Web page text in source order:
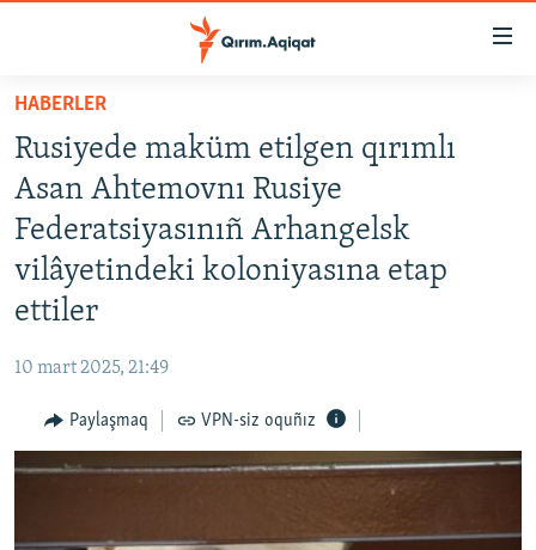
Esas
qaytmaq
Baş
navigatsiyağa
qaytmaq
Qıdıruvğa
qaytmaq
SİYASET
İQTİSADİYAT
CEMİYET
MEDENİYET
SÜRET
BLOGLAR
HABERLER
Rusiyede maküm etilgen qırımlı
Asan Ahtemovnı Rusiye
Federatsiyasınıñ Arhangelsk
vilâyetindeki koloniyasına etap
ettiler
10 mart 2025, 21:49
Paylaşmaq VPN-siz oquñız